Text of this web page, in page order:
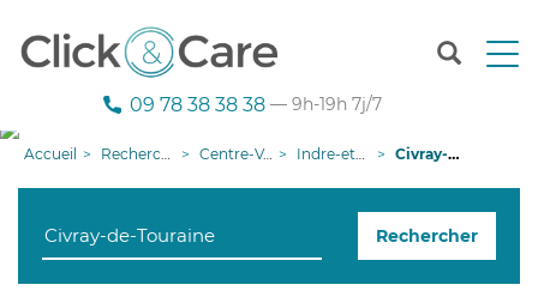
T
n
g
09 78 38 38 38 — 9h-19h 7j/7
Accueil Recherche aide à domicile Centre-Val de Loire Indre-et-Loire Civray-de-Touraine
Rechercher